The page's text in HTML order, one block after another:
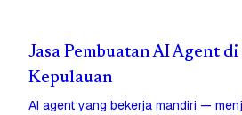
Jasa Pembuatan AI Agent
Kepulauan
AI agent yang bekerja mandiri —